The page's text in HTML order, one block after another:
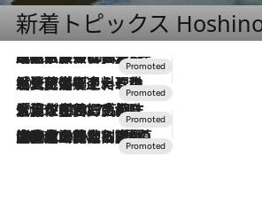
新着トピックス
2026.7.31
【ホテル帰省】という選択肢をOMOが提案。家族とほどよい距離を保つには「昼は実家、夜は気兼ねなくホテルで！」
2026.7.24
【夏限定ディナーコース】旬を迎える稚鮎や花ズッキーニなどをイタリア・トスカーナの郷土料理の手法で満喫！
2026.7.17
「土佐和ハーブかき氷」がOMO7高知に登場！生姜、山椒、大葉など目にも舌にも涼を呼ぶ郷土の味
2026.7.10
NEW OPEN！【界 草津】名湯の地に誕生。趣の異なる2種の温泉と上州ならではの会席・蕎麦割烹など美食を味わう究極の癒やし旅